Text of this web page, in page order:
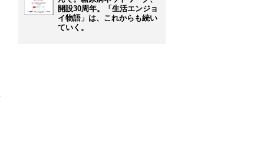
開設30周年。「生活エンジョ
イ物語」は、これからも続い
ていく。